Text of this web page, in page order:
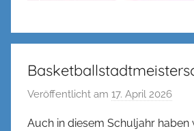
Veröffentlicht am 17. April 2026
Auch in diesem Schuljahr haben